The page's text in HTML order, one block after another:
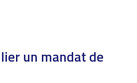
un mandat de